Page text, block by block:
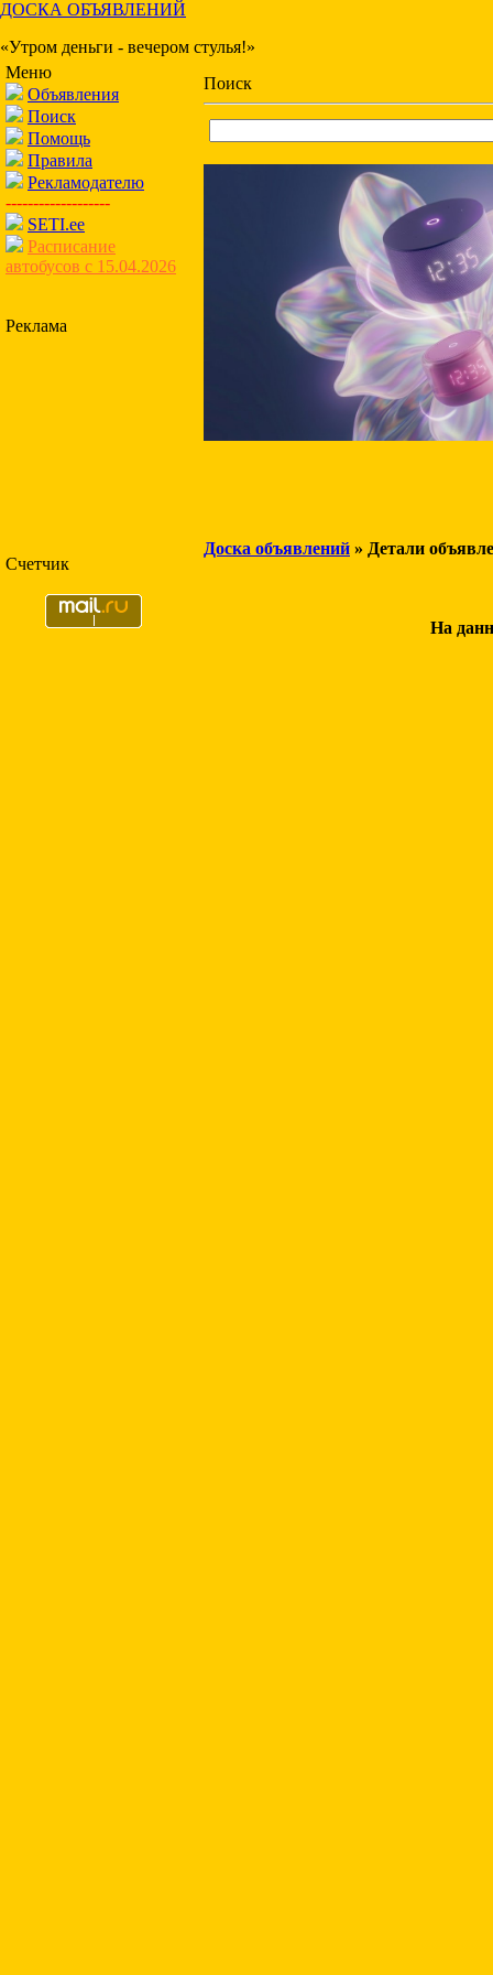
ДОСКА ОБЪЯВЛЕНИЙ
«Утром деньги - вечером стулья!»
Меню
Объявления
Поиск
Помощь
Правила
Рекламодателю
-------------------
SETI.ee
Расписание
автобусов с 15.04.2026
Реклама
Счетчик
Поиск
Доска объявлений » Детали
На